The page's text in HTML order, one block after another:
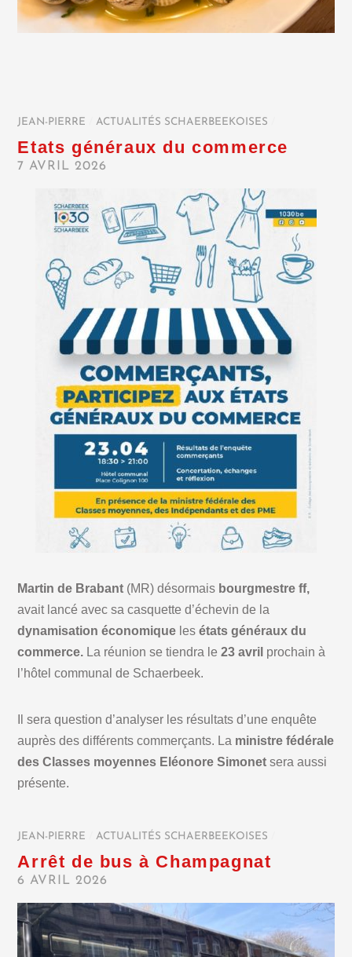
JEAN-PIERRE ACTUALITÉS SCHAERBEEKOISES
Etats généraux du commerce
7 AVRIL 2026
Martin de Brabant (MR) désormais bourgmestre ff,
avait lancé avec sa casquette d’échevin de la
dynamisation économique lesétats généraux du
commerce. La réunion se tiendra le23 avril prochain à
l’hôtel communal de Schaerbeek.
Il sera question d’analyser les résultats d’une enquête
auprès des différents commerçants. La ministre fédérale
des Classes moyennes Eléonore Simonet sera aussi
présente.
JEAN-PIERRE ACTUALITÉS SCHAERBEEKOISES
Arrêt de bus à Champagnat
6 AVRIL 2026